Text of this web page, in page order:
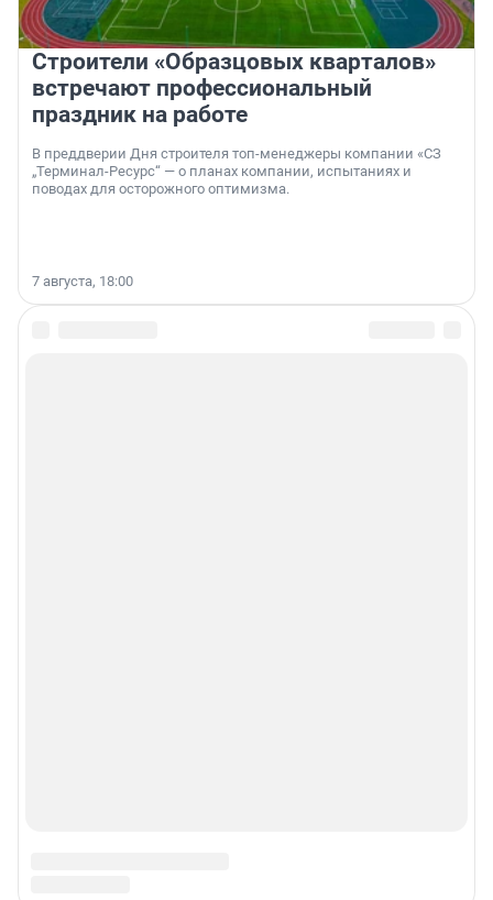
Строители «Образцовых кварталов»
встречают профессиональный
праздник на работе
В преддверии Дня строителя топ-менеджеры компании «СЗ
„Терминал-Ресурс“ — о планах компании, испытаниях и
поводах для осторожного оптимизма.
7 августа, 18:00